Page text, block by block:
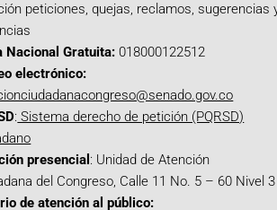
peticiones, quejas, reclamos, sugerencias
Nacional Gratuita: 018000122512
electrónico:
: Sistema derecho de petición (PQRSD)
presencial : Unidad de Atención
del Congreso, Calle 11 No. 5 – 60 Nivel 3
de atención al público: